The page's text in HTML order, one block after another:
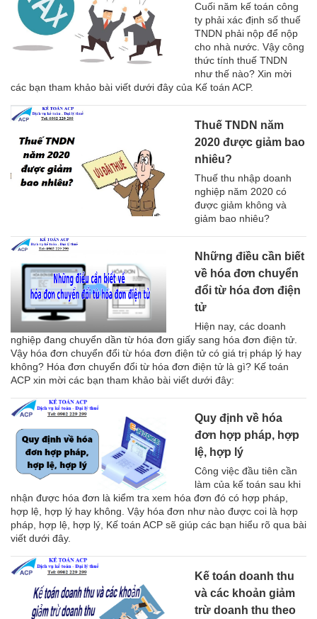
Cuối năm kế toán công
ty phải xác định số thuế
TNDN phải nộp để nộp
cho nhà nước. Vậy công
thức tính thuế TNDN
như thế nào? Xin mời
các bạn tham khảo bài viết dưới đây của Kế toán ACP.
Thuế TNDN năm
2020 được giảm bao
nhiêu?
Thuế thu nhập doanh
nghiệp năm 2020 có
được giảm không và
giảm bao nhiêu?
Những điều cần biết
về hóa đơn chuyển
đổi từ hóa đơn điện
tử
Hiện nay, các doanh
nghiệp đang chuyển dần từ hóa đơn giấy sang hóa đơn điện tử.
Vậy hóa đơn chuyển đổi từ hóa đơn điện tử có giá trị pháp lý hay
không? Hóa đơn chuyển đổi từ hóa đơn điện tử là gì? Kế toán
ACP xin mời các bạn tham khảo bài viết dưới đây:
Quy định về hóa
đơn hợp pháp, hợp
lệ, hợp lý
Công việc đầu tiên cần
làm của kế toán sau khi
nhận được hóa đơn là kiểm tra xem hóa đơn đó có hợp pháp,
hợp lệ, hợp lý hay không. Vậy hóa đơn như nào được coi là hợp
pháp, hợp lệ, hợp lý, Kế toán ACP sẽ giúp các bạn hiểu rõ qua bài
viết dưới đây.
Kế toán doanh thu
và các khoản giảm
trừ doanh thu theo